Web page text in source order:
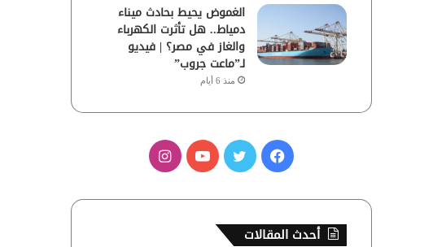
الغموض يحيط بحادث ميناء
دمياط.. هل تأثرت الكهرباء
والغاز في مصر؟ | فيديو
لـ”ماعت جروب”
منذ 6 أيام
ف
س
ي
ا
أحدث المقالات